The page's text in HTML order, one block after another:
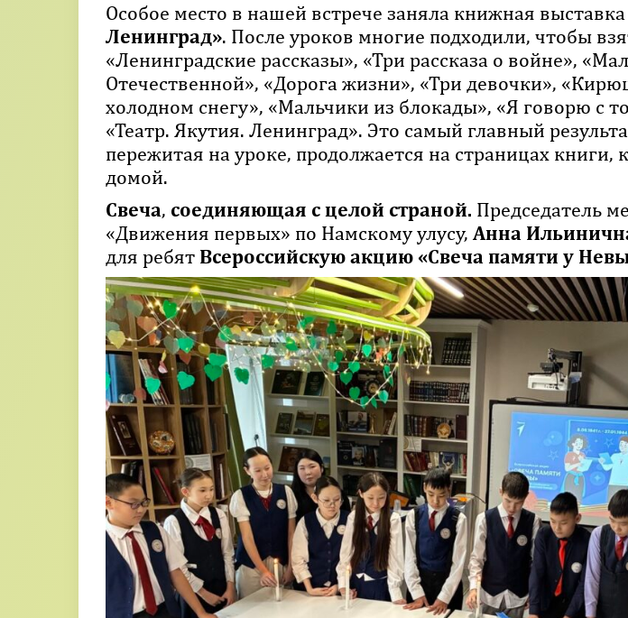
Особое место в нашей встрече заняла книжная выставка
Ленинград». После уроков многие подходили, чтобы
«Ленинградские рассказы», «Три рассказа о войне»,
Отечественной», «Дорога жизни», «Три девочки»,
холодном снегу», «Мальчики из блокады», «Я говорю с
«Театр. Якутия. Ленинград». Это самый главный
пережитая на уроке, продолжается на страницах книги,
домой.
Свеча, соединяющая с целой страной. Председатель
«Движения первых» по Намскому улусу, Анна
для ребят Всероссийскую акцию «Свеча памяти у